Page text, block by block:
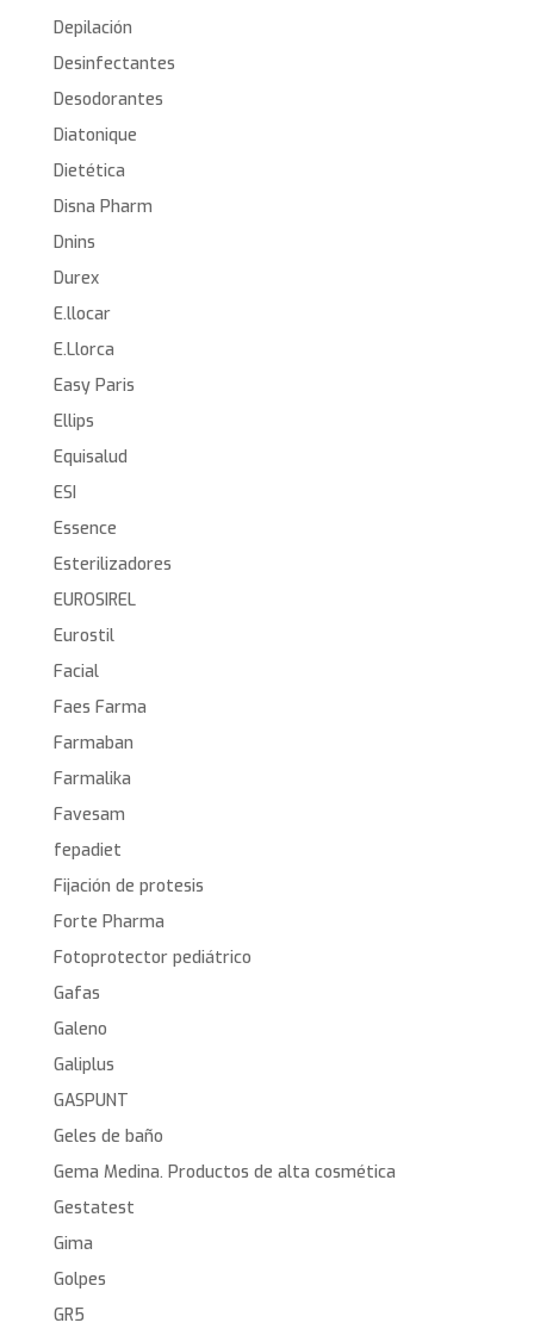
Depilación
Desinfectantes
Desodorantes
Diatonique
Dietética
Disna Pharm
Dnins
Durex
E.llocar
E.Llorca
Easy Paris
Ellips
Equisalud
ESI
Essence
Esterilizadores
EUROSIREL
Eurostil
Facial
Faes Farma
Farmaban
Farmalika
Favesam
fepadiet
Fijación de protesis
Forte Pharma
Fotoprotector pediátrico
Gafas
Galeno
Galiplus
GASPUNT
Geles de baño
Gema Medina. Productos de alta cosmética
Gestatest
Gima
Golpes
GR5